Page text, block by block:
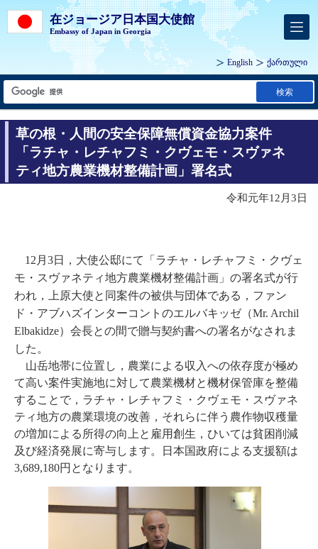
在ジョージア日本国大使館
Embassy of Japan in Georgia
English ქართული
検索
草の根・人間の安全保障無償資金協力案件
「ラチャ・レチャフミ・クヴェモ・スヴァネ
ティ地方農業機材整備計画」署名式
令和元年12月3日
12月 3日，大使公邸にて「ラチャ・レチャフミ・クヴェ
モ・スヴァネティ地方農業機材整備計画」の署名式が行
われ，上原大使と同案件の被供与団体である，ファン
ド・アブハズインターコントのエルバキッゼ（Mr. Archil
Elbakidze）会長との間で贈与契約書への署名がなされま
した。
山岳地帯に位置し，農業による収入への依存度が極め
て高い案件実施地に対して農業機材と機材保管庫を整備
することで，ラチャ・レチャフミ・クヴェモ・スヴァネ
ティ地方の農業環境の改善，それらに伴う農作物収穫量
の増加による所得の向上と雇用創生，ひいては貧困削減
及び経済発展に寄与します。日本国政府による支援額は
3,689,180円となります。